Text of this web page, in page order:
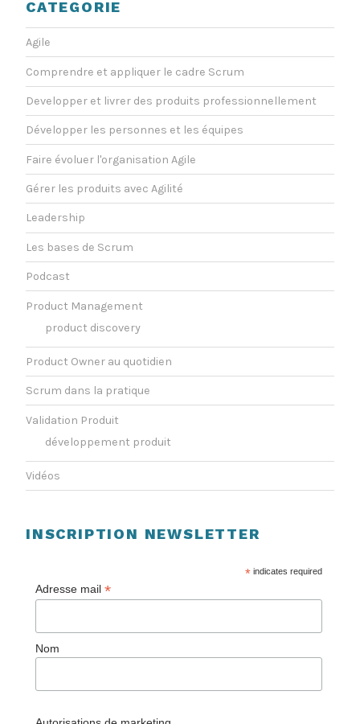
CATEGORIE
Agile
Comprendre et appliquer le cadre Scrum
Developper et livrer des produits professionnellement
Développer les personnes et les équipes
Faire évoluer l'organisation Agile
Gérer les produits avec Agilité
Leadership
Les bases de Scrum
Podcast
Product Management
product discovery
Product Owner au quotidien
Scrum dans la pratique
Validation Produit
développement produit
Vidéos
INSCRIPTION NEWSLETTER
* indicates required
Adresse mail *
Nom